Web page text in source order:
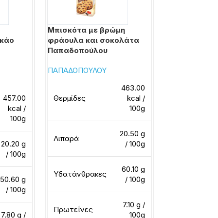
457.00
kcal /
100g
20.20 g
/ 100g
50.60 g
/ 100g
7.80 g /
Μπισκότα με βρώμη
φράουλα και σοκολάτα
Παπαδοπούλου
ΠΑΠΑΔΟΠΟΥΛΟΥ
Θερμίδες
463.00
kcal /
100g
Λιπαρά
20.50 g
/ 100g
Υδατάνθρακες
60.10 g
/ 100g
Πρωτεΐνες
7.10 g /
100g